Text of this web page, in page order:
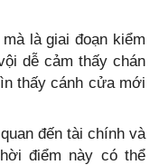
là giai đoạn kiểm
dễ cảm thấy chán
thấy cánh cửa mới
đến tài chính và
điểm này có thể